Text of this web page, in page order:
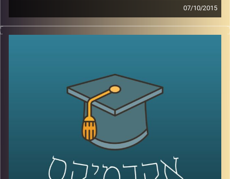
07/10/2015
הרשת מבלבלת לנו את כל החוקים! פרופסור
מידע. האחריות תועיל במניעת עבירות כגון
פלישה למידע אישי, הורדות לא חוקיות
ושימושים לא רצויים אחרים, אבל יש לזה גם
צדדים בעיתיים (כנראה שהבחנתם באחד או
קרדיט תמונות: AudioVersity